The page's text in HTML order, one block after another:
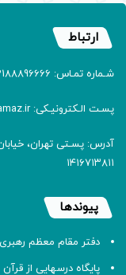
ارتباط
شـماره تمـاس: 02188896666 نمابر: 02188905150
پسـت الـکترونیـکی: info[at]namaz.ir
۱۴۱۶۷۱۳۸۱۱
پیوندها
دفتر مقام معظم رهبری
پایگاه درسهایی از قرآن